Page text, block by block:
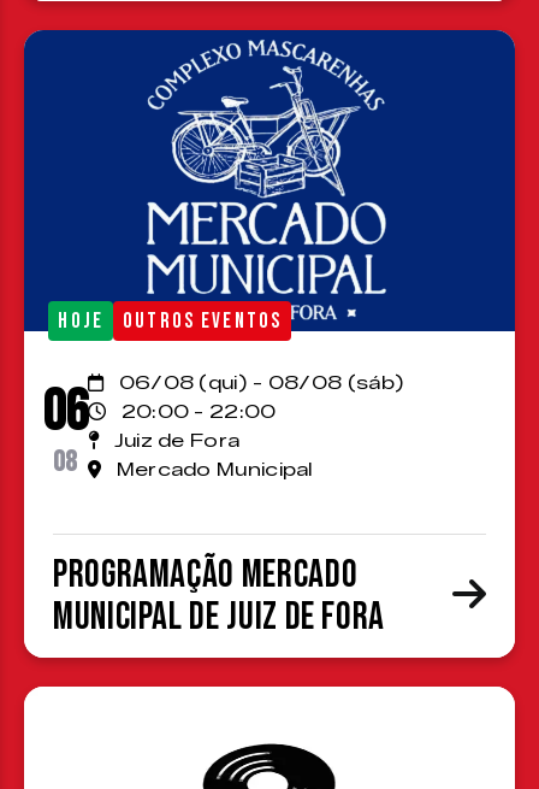
HOJE OUTROS EVENTOS
06
08
06/08 (qui) - 08/08 (sáb)
20:00 - 22:00
Juiz de Fora
Mercado Municipal
Programação Mercado
Municipal de Juiz de Fora